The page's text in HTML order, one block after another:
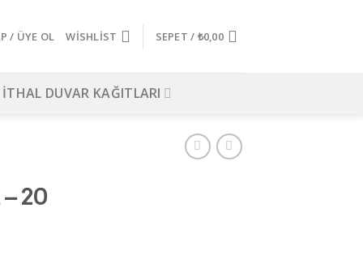
/ ÜYE OL WISHLIST SEPET / ₺0,00
İTHAL DUVAR KAĞITLARI
20